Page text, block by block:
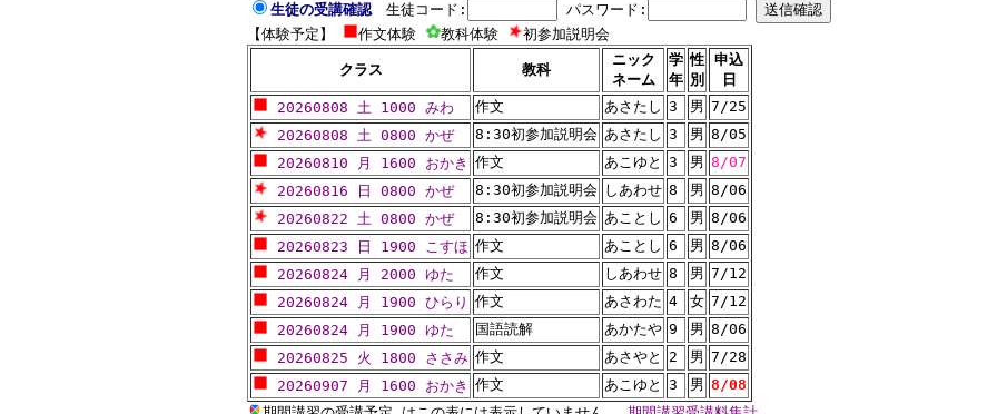
生徒の受講確認生徒コード:
パスワード:
【体験予定】
作文体験 教科体験 初参加説明会
クラス 教科
ニック
ネーム
学
年
性
別
申込
日
20260808 土 1000 みわ
作文 あさたし 3 男 7/25
20260808 土 0800 かぜ
8:30初参加説明会 あさたし 3 男 8/05
20260810 月 1600 おかき 作文 あこゆと 3 男 8/07
20260816 日 0800 かぜ
8:30初参加説明会 しあわせ 8 男 8/06
20260822 土 0800 かぜ
8:30初参加説明会 あことし 6 男 8/06
20260823 日 1900 こすほ 作文 あことし 6 男 8/06
20260824 月 2000 ゆた
作文 しあわせ 8 男 7/12
20260824 月 1900 ひらり 作文 あさわた 4 女 7/12
20260824 月 1900 ゆた
国語読解 あかたや 9 男 8/06
20260825 火 1800 ささみ 作文 あさやと 2 男 7/28
20260907 月 1600 おかき 作文 あこゆと 3 男 8/08